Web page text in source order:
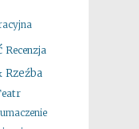
Recenzja
Rzeźba